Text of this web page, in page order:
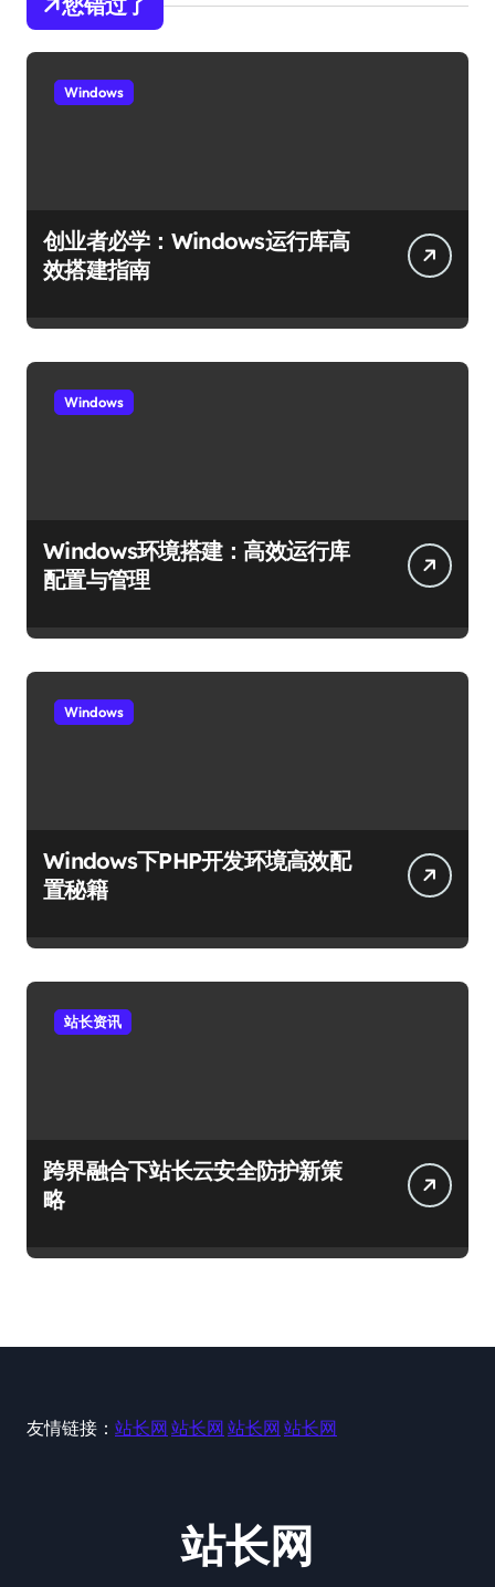
Windows
创业者必学：Windows运行库高
效搭建指南
Windows
Windows环境搭建：高效运行库
配置与管理
Windows
Windows下PHP开发环境高效配
置秘籍
站长资讯
跨界融合下站长云安全防护新策
略
友情链接： 站长网 站长网 站长网 站长网
站长网